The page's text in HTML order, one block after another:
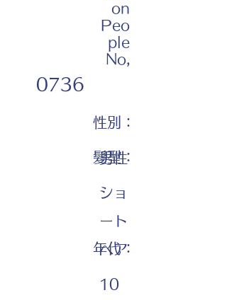
on
Peo
ple
No,
0736
性別：
男性
髪型：
ショ
ート
ヘア
年代：
10